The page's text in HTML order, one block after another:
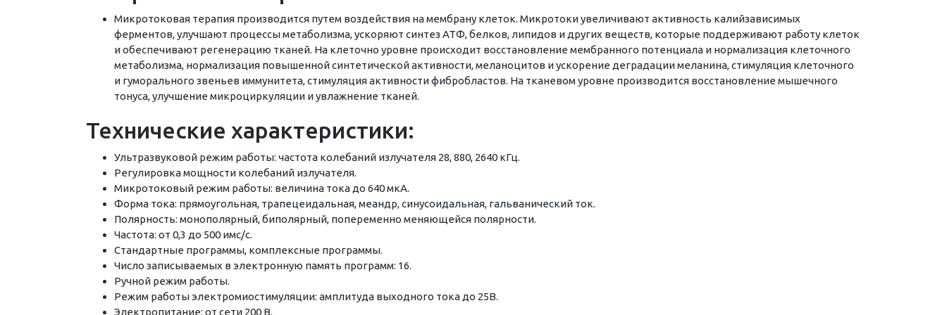
Микротоковая терапия производится путем воздействия на мембрану клеток. Микротоки увеличивают активность калийзависимых
ферментов, улучшают процессы метаболизма, ускоряют синтез АТФ, белков, липидов и других веществ, которые поддерживают работу клеток
и обеспечивают регенерацию тканей. На клеточно уровне происходит восстановление мембранного потенциала и нормализация клеточного
метаболизма, нормализация повышенной синтетической активности, меланоцитов и ускорение деградации меланина, стимуляция клеточного
и гуморального звеньев иммунитета, стимуляция активности фибробластов. На тканевом уровне производится восстановление мышечного
тонуса, улучшение микроциркуляции и увлажнение тканей.
Технические характеристики:
Ультразвуковой режим работы: частота колебаний излучателя 28, 880, 2640 кГц.
Регулировка мощности колебаний излучателя.
Микротоковый режим работы: величина тока до 640 мкА.
Форма тока: прямоугольная, трапецеидальная, меандр, синусоидальная, гальванический ток.
Полярность: монополярный, биполярный, попеременно меняющейся полярности.
Частота: от 0,3 до 500 имс/с.
Стандартные программы, комплексные программы.
Число записываемых в электронную память программ: 16.
Ручной режим работы.
Режим работы электромиостимуляции: амплитуда выходного тока до 25В.
Электропитание: от сети 200 В.